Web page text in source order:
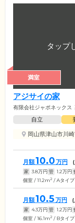
満室
アジサイの家
有限会社ジャポネックス
自立
岡山県津山市川崎
月額10.0 万円
家 3.8万円 管 1.2万円
個室 / 11.2m2 / Aタイプ
月額10.5 万円 (
家 4.3万円 管 1.2万円
個室 / 16.1m2 / Bタイプ